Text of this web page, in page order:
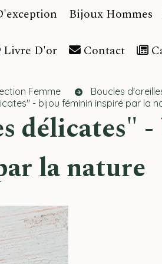
Bijoux Hommes
Livre D'or Contact
Femme
Boucles
- bijou féminin inspiré par la
la nature